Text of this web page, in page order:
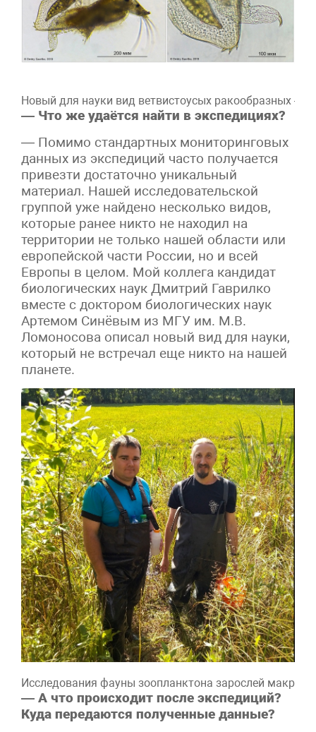
Новый для науки вид ветвистоусых ракообразных —
— Что же удаётся найти в экспедициях?
— Помимо стандартных мониторинговых
данных из экспедиций часто получается
привезти достаточно уникальный
материал. Нашей исследовательской
группой уже найдено несколько видов,
которые ранее никто не находил на
территории не только нашей области или
европейской части России, но и всей
Европы в целом. Мой коллега кандидат
биологических наук Дмитрий Гаврилко
вместе с доктором биологических наук
Артемом Синёвым из МГУ им. М.В.
Ломоносова описал новый вид для науки,
который не встречал еще никто на нашей
планете.
Исследования фауны зоопланктона зарослей
— А что происходит после экспедиций?
Куда передаются полученные данные?